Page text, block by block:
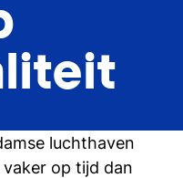
luchthaven
op tijd dan